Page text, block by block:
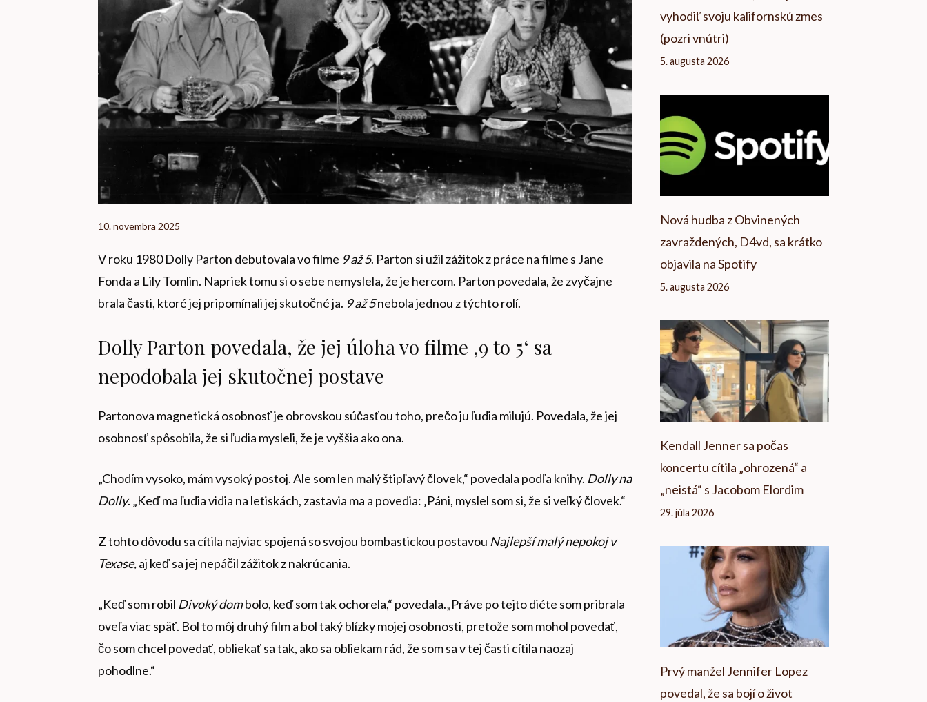
10. novembra 2025
V roku 1980 Dolly Parton debutovala vo filme 9 až 5. Parton si užil zážitok z práce na filme s Jane
Fonda a Lily Tomlin. Napriek tomu si o sebe nemyslela, že je hercom. Parton povedala, že zvyčajne
brala časti, ktoré jej pripomínali jej skutočné ja. 9 až 5nebola jednou z týchto rolí.
Dolly Parton povedala, že jej úloha vo filme ‚9 to 5‘ sa
nepodobala jej skutočnej postave
Partonova magnetická osobnosť je obrovskou súčasťou toho, prečo ju ľudia milujú. Povedala, že jej
osobnosť spôsobila, že si ľudia mysleli, že je vyššia ako ona.
„Chodím vysoko, mám vysoký postoj. Ale som len malý štipľavý človek,“ povedala podľa knihy. Dolly na
Dolly. „Keď ma ľudia vidia na letiskách, zastavia ma a povedia: ‚Páni, myslel som si, že si veľký človek.“
Z tohto dôvodu sa cítila najviac spojená so svojou bombastickou postavou Najlepší malý nepokoj v
Texase,aj keď sa jej nepáčil zážitok z nakrúcania.
„Keď som robil Divoký dombolo, keď som tak ochorela,“ povedala.„Práve po tejto diéte som pribrala
oveľa viac späť. Bol to môj druhý film a bol taký blízky mojej osobnosti, pretože som mohol povedať,
čo som chcel povedať, obliekať sa tak, ako sa obliekam rád, že som sa v tej časti cítila naozaj
pohodlne.“
vyhodiť svoju kalifornskú zmes
(pozri vnútri)
5. augusta 2026
Nová hudba z Obvinených
zavraždených, D4vd, sa krátko
objavila na Spotify
5. augusta 2026
Kendall Jenner sa počas
koncertu cítila „ohrozená“ a
„neistá“ s Jacobom Elordim
29. júla 2026
Prvý manžel Jennifer Lopez
povedal, že sa bojí o život